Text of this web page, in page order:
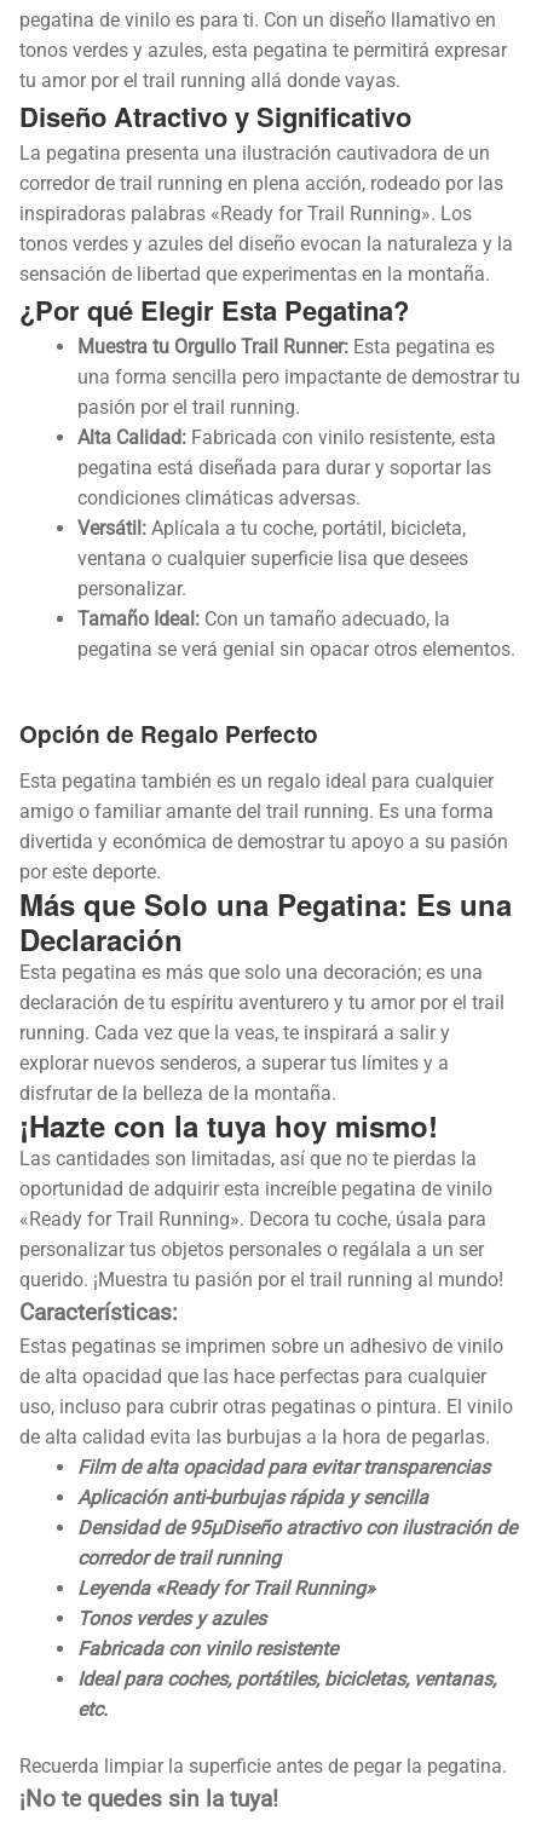
pegatina de vinilo es para ti. Con un diseño llamativo en
tonos verdes y azules, esta pegatina te permitirá expresar
tu amor por el trail running allá donde vayas.
Diseño Atractivo y Significativo
La pegatina presenta una ilustración cautivadora de un
corredor de trail running en plena acción, rodeado por las
inspiradoras palabras «Ready for Trail Running». Los
tonos verdes y azules del diseño evocan la naturaleza y la
sensación de libertad que experimentas en la montaña.
¿Por qué Elegir Esta Pegatina?
Muestra tu Orgullo Trail Runner: Esta pegatina es
una forma sencilla pero impactante de demostrar tu
pasión por el trail running.
Alta Calidad: Fabricada con vinilo resistente, esta
pegatina está diseñada para durar y soportar las
condiciones climáticas adversas.
Versátil: Aplícala a tu coche, portátil, bicicleta,
ventana o cualquier superficie lisa que desees
personalizar.
Tamaño Ideal: Con un tamaño adecuado, la
pegatina se verá genial sin opacar otros elementos.
Opción de Regalo Perfecto
Esta pegatina también es un regalo ideal para cualquier
amigo o familiar amante del trail running. Es una forma
divertida y económica de demostrar tu apoyo a su pasión
por este deporte.
Más que Solo una Pegatina: Es una
Declaración
Esta pegatina es más que solo una decoración; es una
declaración de tu espíritu aventurero y tu amor por el trail
running. Cada vez que la veas, te inspirará a salir y
explorar nuevos senderos, a superar tus límites y a
disfrutar de la belleza de la montaña.
¡Hazte con la tuya hoy mismo!
Las cantidades son limitadas, así que no te pierdas la
oportunidad de adquirir esta increíble pegatina de vinilo
«Ready for Trail Running». Decora tu coche, úsala para
personalizar tus objetos personales o regálala a un ser
querido. ¡Muestra tu pasión por el trail running al mundo!
Características:
Estas pegatinas se imprimen sobre un adhesivo de vinilo
de alta opacidad que las hace perfectas para cualquier
uso, incluso para cubrir otras pegatinas o pintura. El vinilo
de alta calidad evita las burbujas a la hora de pegarlas.
Film de alta opacidad para evitar transparencias
Aplicación anti-burbujas rápida y sencilla
Densidad de 95µDiseño atractivo con ilustración de
corredor de trail running
Leyenda «Ready for Trail Running»
Tonos verdes y azules
Fabricada con vinilo resistente
Ideal para coches, portátiles, bicicletas, ventanas,
etc.
Recuerda limpiar la superficie antes de pegar la pegatina.
¡No te quedes sin la tuya!